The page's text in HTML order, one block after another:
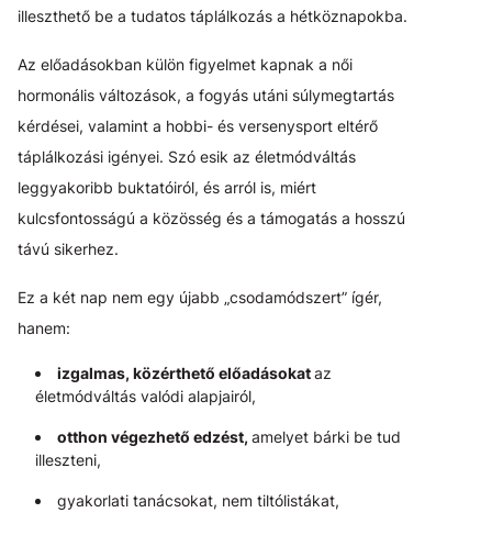
illeszthető be a tudatos táplálkozás a hétköznapokba.
Az előadásokban külön figyelmet kapnak a női
hormonális változások, a fogyás utáni súlymegtartás
kérdései, valamint a hobbi- és versenysport eltérő
táplálkozási igényei. Szó esik az életmódváltás
leggyakoribb buktatóiról, és arról is, miért
kulcsfontosságú a közösség és a támogatás a hosszú
távú sikerhez.
Ez a két nap nem egy újabb „csodamódszert” ígér,
hanem:
izgalmas, közérthető előadásokataz
életmódváltás valódi alapjairól,
otthon végezhető edzést, amelyet bárki be tud
illeszteni,
gyakorlati tanácsokat, nem tiltólistákat,